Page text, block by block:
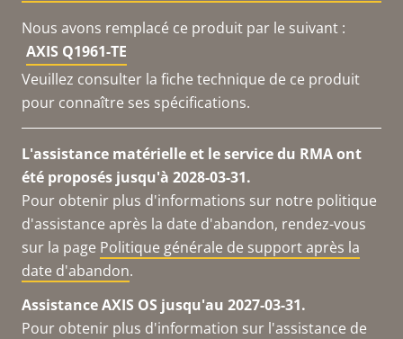
Nous avons remplacé ce produit par le suivant :
AXIS Q1961-TE
Veuillez consulter la fiche technique de ce produit
pour connaître ses spécifications.
L'assistance matérielle et le service du RMA ont
été proposés jusqu'à 2028-03-31.
Pour obtenir plus d'informations sur notre politique
d'assistance après la date d'abandon, rendez-vous
sur la page Politique générale de support après la
date d'abandon.
Assistance AXIS OS jusqu'au 2027-03-31.
Pour obtenir plus d'information sur l'assistance de